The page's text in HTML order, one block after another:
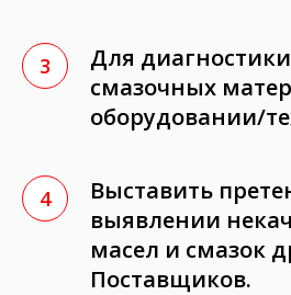
Для
смазочных
оборудовании/
Выставить
выявлении
масел и смазок
Поставщиков.